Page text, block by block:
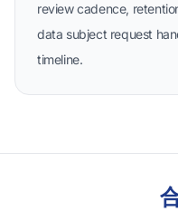
review cadence,
data subject request
timeline.